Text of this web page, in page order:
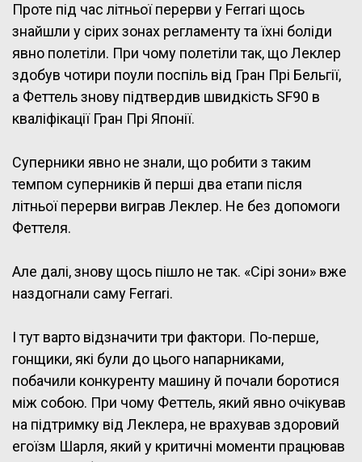
Проте під час літньої перерви у Ferrari щось
знайшли у сірих зонах регламенту та їхні боліди
явно полетіли. При чому полетіли так, що Леклер
здобув чотири поули поспіль від Гран Прі Бельгії,
а Феттель знову підтвердив швидкість SF90 в
кваліфікації Гран Прі Японії.
Суперники явно не знали, що робити з таким
темпом суперників й перші два етапи після
літньої перерви виграв Леклер. Не без допомоги
Феттеля.
Але далі, знову щось пішло не так. «Сірі зони» вже
наздогнали саму Ferrari.
І тут варто відзначити три фактори. По-перше,
гонщики, які були до цього напарниками,
побачили конкуренту машину й почали боротися
між собою. При чому Феттель, який явно очікував
на підтримку від Леклера, не врахував здоровий
егоїзм Шарля, який у критичні моменти працював